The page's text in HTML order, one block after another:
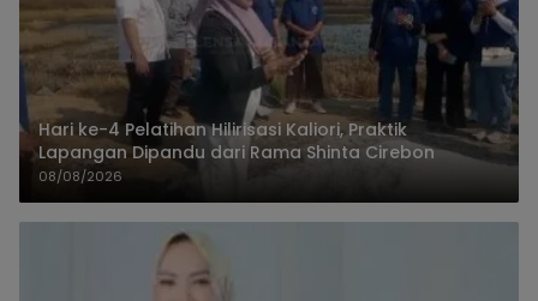
Hari ke-4 Pelatihan Hilirisasi Kaliori, Praktik
Lapangan Dipandu dari Rama Shinta Cirebon
08/08/2026